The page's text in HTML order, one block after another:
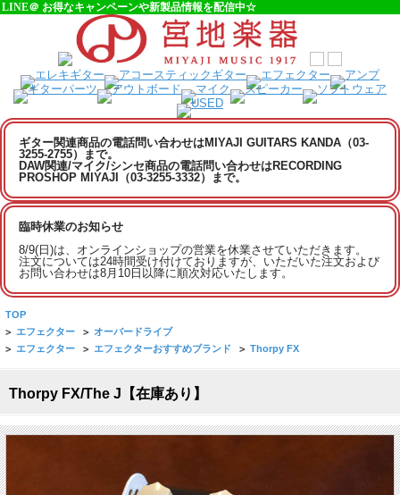
LINE＠ お得なキャンペーンや新製品情報を配信中☆
ギター関連商品の電話問い合わせはMIYAJI GUITARS KANDA（03-
3255-2755）まで。
DAW関連/マイク/シンセ商品の電話問い合わせはRECORDING
PROSHOP MIYAJI（03-3255-3332）まで。
臨時休業のお知らせ
8/9(日)は、オンラインショップの営業を休業させていただきます。
注文については24時間受け付けておりますが、いただいた注文および
お問い合わせは8月10日以降に順次対応いたします。
TOP
> エフェクター > オーバードライブ
> エフェクター > エフェクターおすすめブランド > Thorpy FX
Thorpy FX/The J【在庫あり】